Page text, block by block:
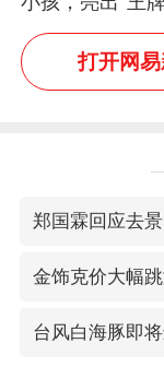
一键静音
打开网
金饰克价大幅